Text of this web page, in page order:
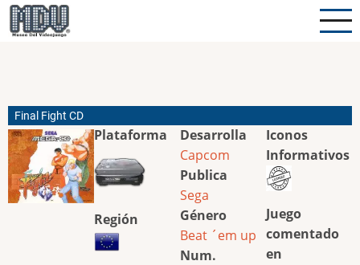
Pasar
al
Final Fight CD
Plataforma
Región
Desarrolla
Capcom
Publica
Sega
Género
Beat ´em up
Num.
Iconos
Informativos
Juego
comentado
en